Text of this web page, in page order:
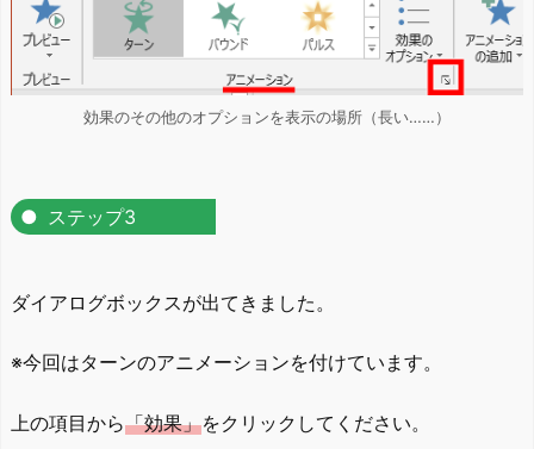
効果のその他のオプションを表示の場所（長い……）
ステップ3
ダイアログボックスが出てきました。
※今回はターンのアニメーションを付けています。
上の項目から「効果」をクリックしてください。